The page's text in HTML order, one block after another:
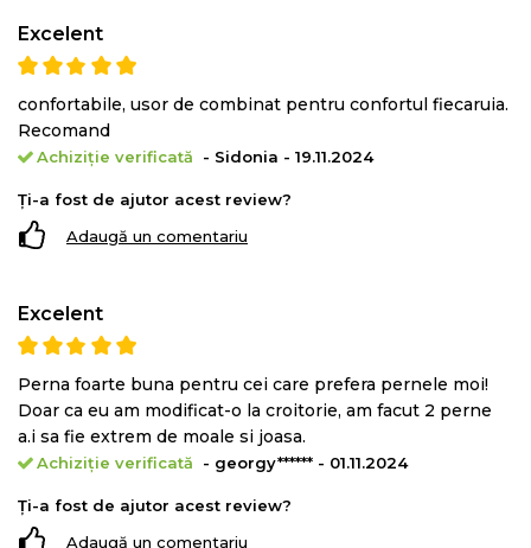
Excelent
confortabile, usor de combinat pentru confortul fiecaruia.
Recomand
Achiziție verificată - Sidonia - 19.11.2024
Ți-a fost de ajutor acest review?
Adaugă un comentariu
Excelent
Perna foarte buna pentru cei care prefera pernele moi!
Doar ca eu am modificat-o la croitorie, am facut 2 perne
a.i sa fie extrem de moale si joasa.
Achiziție verificată - georgy****** - 01.11.2024
Ți-a fost de ajutor acest review?
Adaugă un comentariu